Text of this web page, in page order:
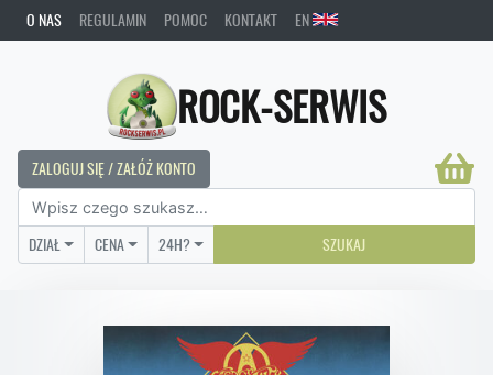
O NAS REGULAMIN POMOC KONTAKT EN
ROCK-SERWIS
ZALOGUJ SIĘ / ZAŁÓŻ KONTO
DZIAŁ CENA 24H? SZUKAJ